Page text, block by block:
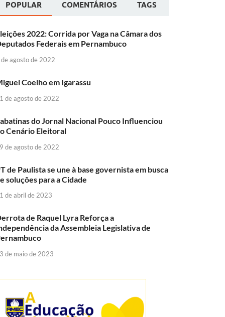
POPULAR COMENTÁRIOS TAGS
2022: Corrida por Vaga na Câmara dos
Federais em Pernambuco
agosto de 2022
Coelho em Igarassu
de agosto de 2022
do Jornal Nacional Pouco Influenciou
Cenário Eleitoral
de agosto de 2022
de Paulista se une à base governista em busca
soluções para a Cidade
de abril de 2023
de Raquel Lyra Reforça a
da Assembleia Legislativa de
de maio de 2023